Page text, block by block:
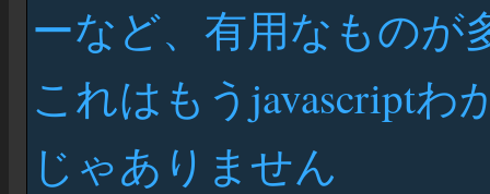
ーなど、有用なものが
これはもうjavascript
じゃありません